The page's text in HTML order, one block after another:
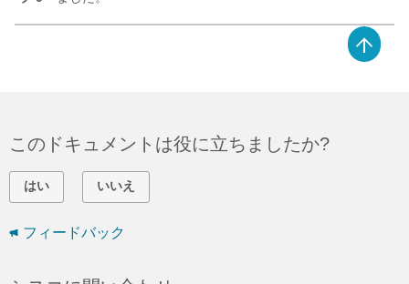
このドキュメントは役に立ちましたか?
はい いいえ
フィードバック